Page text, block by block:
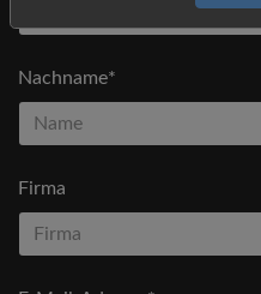
Nachname*
Firma